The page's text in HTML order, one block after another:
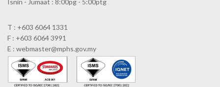
T : +603 6064 1331
F : +603 6064 3991
E : webmaster@mphs.gov.my